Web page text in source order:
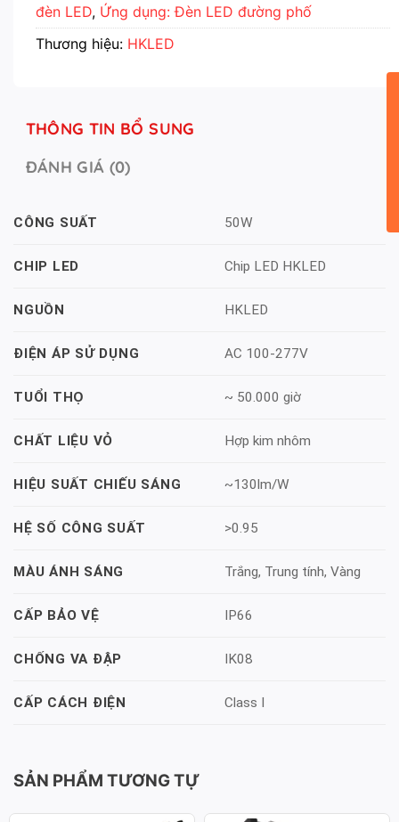
đèn LED, Ứng dụng: Đèn LED đường phố
Thương hiệu: HKLED
THÔNG TIN BỔ SUNG
ĐÁNH GIÁ (0)
CÔNG SUẤT 50W
CHIP LED Chip LED HKLED
NGUỒN HKLED
ĐIỆN ÁP SỬ DỤNG AC 100-277V
TUỔI THỌ ~ 50.000 giờ
CHẤT LIỆU VỎ Hợp kim nhôm
HIỆU SUẤT CHIẾU SÁNG ~130lm/W
HỆ SỐ CÔNG SUẤT >0.95
MÀU ÁNH SÁNG Trắng, Trung tính, Vàng
CẤP BẢO VỆ IP66
CHỐNG VA ĐẬP IK08
CẤP CÁCH ĐIỆN Class I
SẢN PHẨM TƯƠNG TỰ